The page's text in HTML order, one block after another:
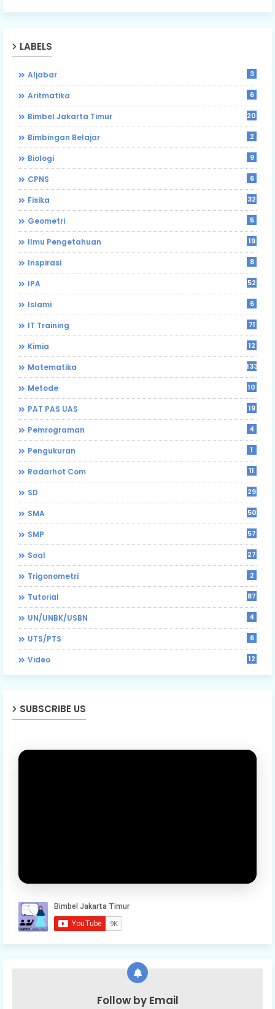
LABELS
Aljabar 3
Aritmatika 6
Bimbel Jakarta Timur 203
Bimbingan Belajar 2
Biologi 9
CPNS 6
Fisika 32
Geometri 5
Ilmu Pengetahuan 19
Inspirasi 8
IPA 52
Islami 6
IT Training 71
Kimia 12
Matematika 133
Metode 10
PAT PAS UAS 19
Pemrograman 4
Pengukuran 1
Radarhot Com 11
SD 29
SMA 50
SMP 57
Soal 27
Trigonometri 2
Tutorial 87
UN/UNBK/USBN 4
UTS/PTS 6
Video 12
SUBSCRIBE US
Follow by Email